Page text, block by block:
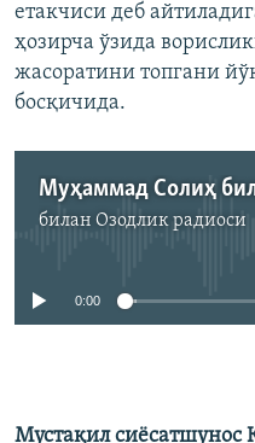
етакчиси деб
ҳозирча ўзида
жасоратини топгани
босқичида.
Муҳаммад Солиҳ
билан Озодлик радиоси
Айни дамда
0:00
Мустақил